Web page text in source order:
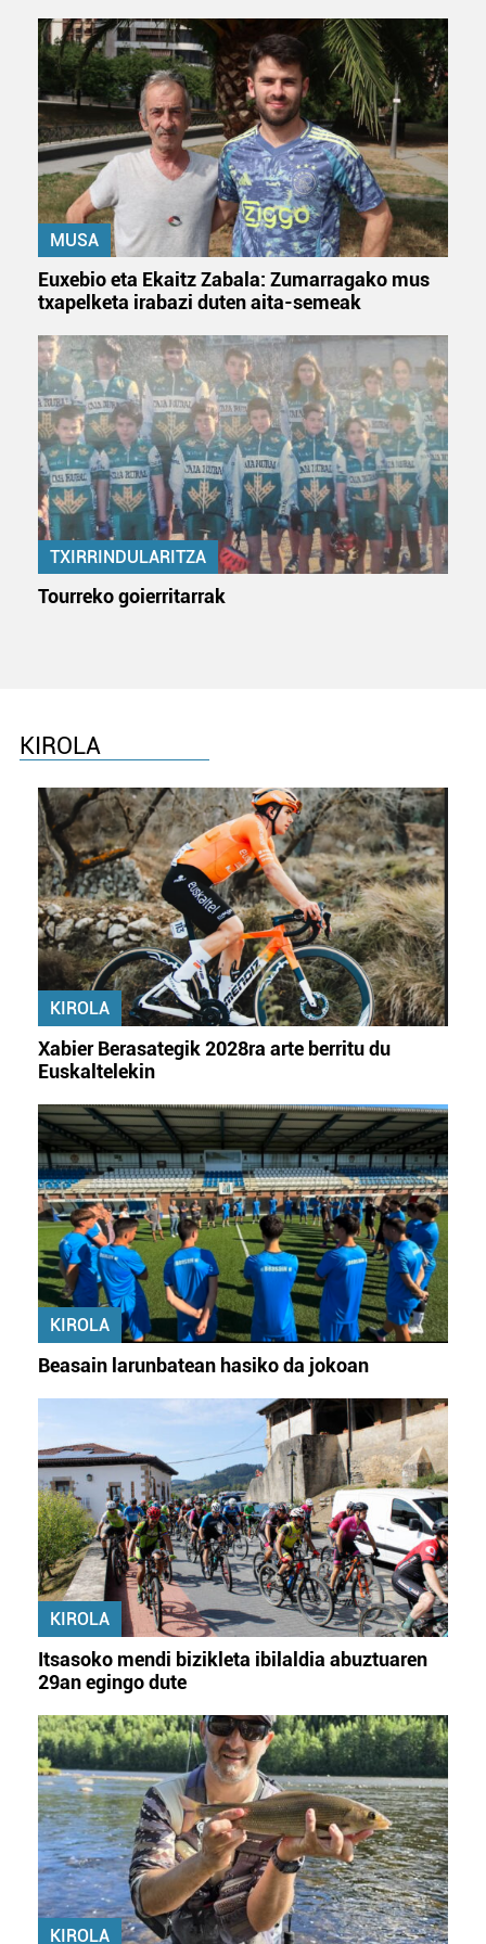
MUSA
Euxebio eta Ekaitz Zabala: Zumarragako mus
txapelketa irabazi duten aita-semeak
TXIRRINDULARITZA
Tourreko goierritarrak
KIROLA
KIROLA
Xabier Berasategik 2028ra arte berritu du
Euskaltelekin
KIROLA
Beasain larunbatean hasiko da jokoan
KIROLA
Itsasoko mendi bizikleta ibilaldia abuztuaren
29an egingo dute
KIROLA